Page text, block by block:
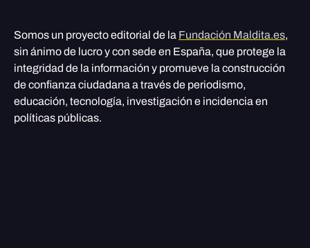
Somos un proyecto editorial de la Fundación Maldita.es,
sin ánimo de lucro y con sede en España, que protege la
integridad de la información y promueve la construcción
de confianza ciudadana a través de periodismo,
educación, tecnología, investigación e incidencia en
políticas públicas.